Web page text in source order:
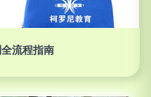
流程指南